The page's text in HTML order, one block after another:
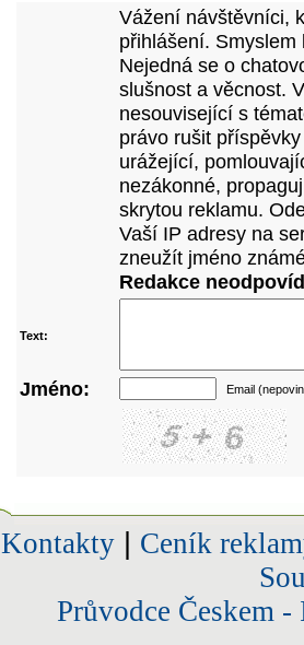
Vážení návštěvníci,
přihlášení.
Nejedná se o
slušnost a věcnost.
nesouvisející s
právo rušit
urážející,
nezákonné,
skrytou reklamu.
Vaší IP adresy na
zneužít jméno
Redakce
Text:
Jméno: Email
Kontakty| Ceník
Průvodce Českem